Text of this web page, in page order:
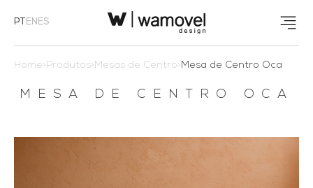
PT EN ES
Home>Produtos>Mesas de Centro>Mesa de Centro Oca
MESA DE CENTRO OCA